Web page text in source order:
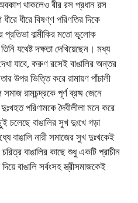
থাকলেও বীর রস প্রধান রস
ধীরে বিষণ্ণ পরিণতির দিকে
বাল্মীকির মতো ভূলোক
যথেষ্ট দক্ষতা দেখিয়েছেন। মধ্য
যাবে, করুণ রসেই বাঙালির অন্তর
উপর ভিত্তি করে রামায়ণ পাঁচালী
রামচন্দ্রকে পূর্ণ ব্রষ্ম জেনে
পরিণামকে দৈবীলীলা মনে করে
বাঙালির সুখ দুঃখে গড়া
বাঙালি নারী সমাজের সুখ দুঃখকেই
বাঙালির কাছে শুধু একটি প্রাচীন
বাঙালি সর্বংসহ স্ত্রীসমাজকেই